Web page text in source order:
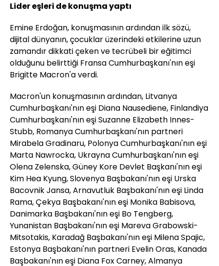
Lider eşleri de konuşma yaptı
Emine Erdoğan, konuşmasının ardından ilk sözü,
dijital dünyanın, çocuklar üzerindeki etkilerine uzun
zamandır dikkati çeken ve tecrübeli bir eğitimci
olduğunu belirttiği Fransa Cumhurbaşkanı'nın eşi
Brigitte Macron'a verdi.
Macron'un konuşmasının ardından, Litvanya
Cumhurbaşkanı'nın eşi Diana Nausediene, Finlandiya
Cumhurbaşkanı'nın eşi Suzanne Elizabeth Innes-
Stubb, Romanya Cumhurbaşkanı'nın partneri
Mirabela Gradinaru, Polonya Cumhurbaşkanı'nın eşi
Marta Nawrocka, Ukrayna Cumhurbaşkanı'nın eşi
Olena Zelenska, Güney Kore Devlet Başkanı'nın eşi
Kim Hea Kyung, Slovenya Başbakanı'nın eşi Urska
Bacovnik Jansa, Arnavutluk Başbakanı'nın eşi Linda
Rama, Çekya Başbakanı'nın eşi Monika Babisova,
Danimarka Başbakanı'nın eşi Bo Tengberg,
Yunanistan Başbakanı'nın eşi Mareva Grabowski-
Mitsotakis, Karadağ Başbakanı'nın eşi Milena Spajic,
Estonya Başbakanı'nın partneri Evelin Oras, Kanada
Başbakanı'nın eşi Diana Fox Carney, Almanya